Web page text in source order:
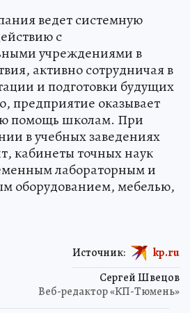
ведет системную
с
учреждениями в
активно сотрудничая в
и подготовки будущих
предприятие оказывает
помощь школам. При
в учебных заведениях
кабинеты точных наук
лабораторным и
оборудованием, мебелью,
Сергей Швецов
Веб-редактор «КП-Тюмень»
Источник: kp.ru